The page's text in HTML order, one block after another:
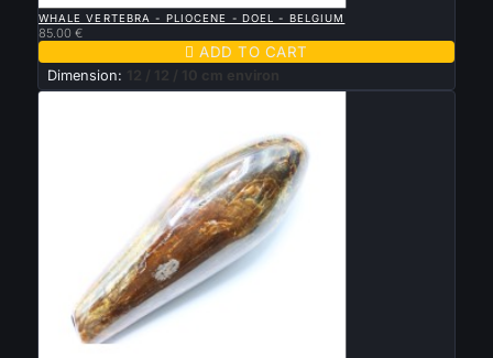
WHALE VERTEBRA - PLIOCENE - DOEL - BELGIUM
85.00 €
 ADD TO CART
Dimension: 12 / 12 / 10 cm environ